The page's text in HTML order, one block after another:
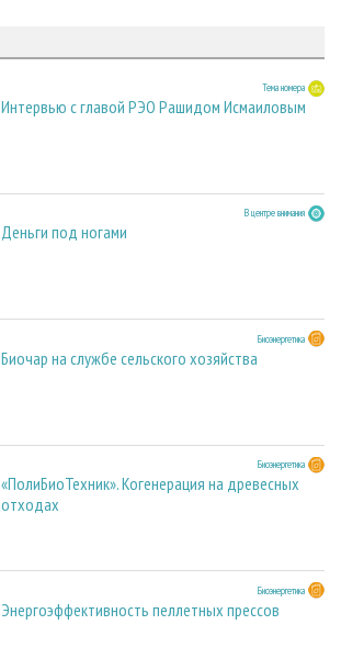
Тема номера
Интервью с главой РЭО Рашидом Исмаиловым
В центре внимания
Деньги под ногами
Биоэнергетика
Биочар на службе сельского хозяйства
Биоэнергетика
«ПолиБиоТехник». Когенерация на древесных
отходах
Биоэнергетика
Энергоэффективность пеллетных прессов